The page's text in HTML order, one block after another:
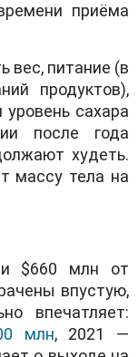
приёма
вес, питание (в
продуктов),
уровень сахара
после года
худеть.
массу тела на
$660 млн от
впустую,
впечатляет:
млн, 2021 —